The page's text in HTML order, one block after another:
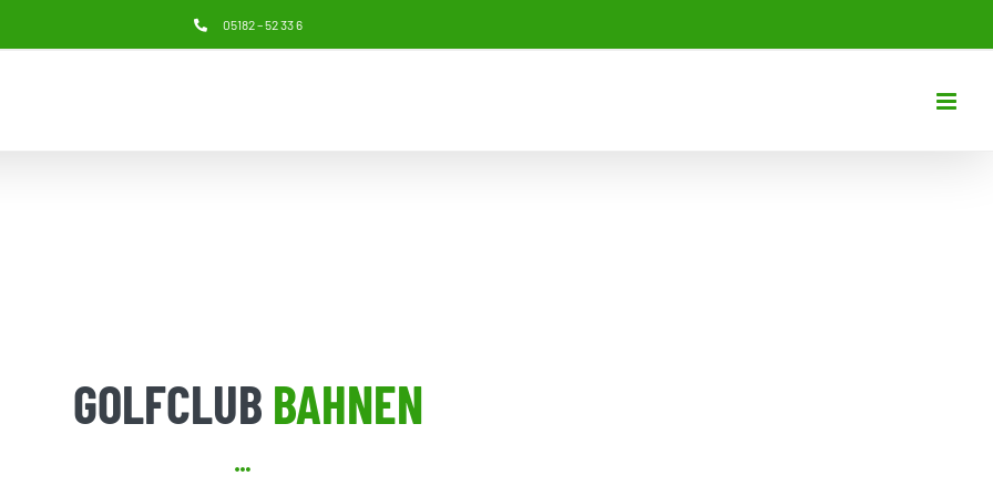
05182 – 52 33 6
GOLFCLUB BAHNEN